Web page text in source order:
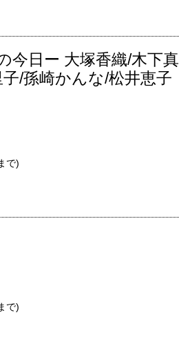
今日ー 大塚香織/木下真
/孫崎かんな/松井恵子
で)
で)